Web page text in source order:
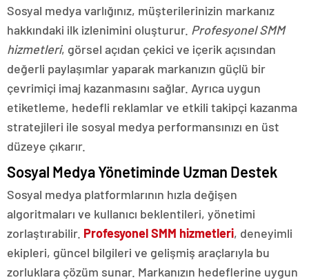
Sosyal medya varlığınız, müşterilerinizin markanız
hakkındaki ilk izlenimini oluşturur. Profesyonel SMM
hizmetleri, görsel açıdan çekici ve içerik açısından
değerli paylaşımlar yaparak markanızın güçlü bir
çevrimiçi imaj kazanmasını sağlar. Ayrıca uygun
etiketleme, hedefli reklamlar ve etkili takipçi kazanma
stratejileri ile sosyal medya performansınızı en üst
düzeye çıkarır.
Sosyal Medya Yönetiminde Uzman Destek
Sosyal medya platformlarının hızla değişen
algoritmaları ve kullanıcı beklentileri, yönetimi
zorlaştırabilir. ProfesyonelSMM hizmetleri, deneyimli
ekipleri, güncel bilgileri ve gelişmiş araçlarıyla bu
zorluklara çözüm sunar. Markanızın hedeflerine uygun